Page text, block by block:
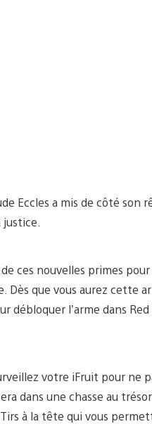
Eccles a mis de côté son
ces nouvelles primes
Dès que vous aurez cette
débloquer l’arme dans Red
votre iFruit pour ne
dans une chasse au
à la tête qui vous